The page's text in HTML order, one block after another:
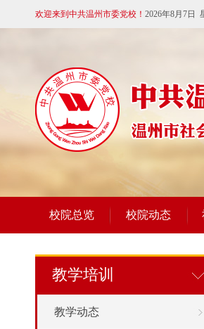
欢迎来到中共温州市委党校！ 2026年8月7日
校院总览 校院动态
教学培训
教学动态